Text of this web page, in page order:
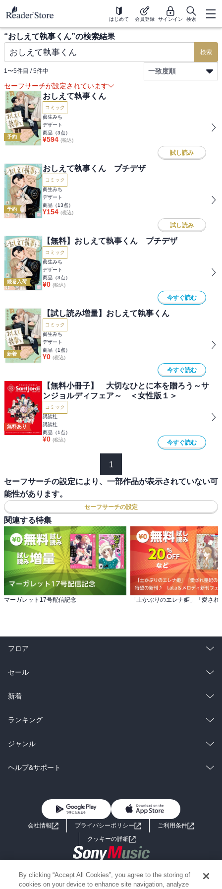
はじめて 会員登録 サインイン 検索
“おしえて執事くん”の検索結果
検索
1〜5件目 / 5件中
一致度順
セーフサーチが設定されています
予約
おしえて執事くん
コミック
眞生みち
デザート
商品（3点）
¥594 (税込)
試し読み
予約
おしえて執事くん プチデザ
コミック
眞生みち
デザート
商品（13点）
¥154 (税込)
試し読み
続巻入荷
【無料】おしえて執事くん プチデザ
コミック
眞生みち
デザート
商品（3点）
¥0 (税込)
今すぐ読む
新着
【試し読み増量】おしえて執事くん
コミック
眞生みち
デザート
商品（1 点）
¥0 (税込)
今すぐ読む
無料あり
【無料小冊子】 大切なひとに本を贈ろう～サ
ンジョルディフェア～ ＜女性版１＞
コミック
講談社
講談社
商品（1 点）
¥0 (税込) 今すぐ読む
1
セーフサーチの設定により、一部作品が表示されていない可
能性があります。
セーフサーチの設定
関連する特集
マーガレット17号配信記念
フロア
総合
ラノベ
雑誌・グラビア
BL・TL
セール
総合
ラノベ
雑誌・グラビア
BL・TL
新着
総合
ラノベ
雑誌・グラビア
ランキング
総合
ラノベ
ジャンル
コミック
ライトノベル 男子向けラノベ
小説
海外小説
ミステリー SF
ヘルプ&サポート
よくあるご質問 お問い合わせ
会社情報 プライバシーポリシー
ご利用条件
クッキーの詳細
Copyright 2017 - 2026 Sony Music Entertainment(Japan) Inc.
Information on the site is for the Japan domestic market only
By clicking “Accept All Cookies”, you agree to the storing of
cookies on your device to enhance site navigation, analyze